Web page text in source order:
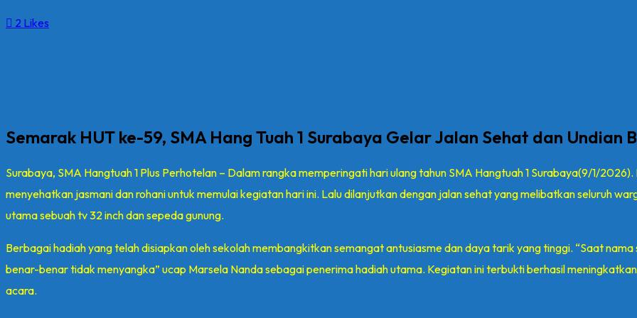
2 Likes
Semarak HUT ke-59, SMA Hang Tuah 1 Surabaya Gelar Jalan Sehat dan Undian
Surabaya, SMA Hangtuah 1 Plus Perhotelan – Dalam rangka memperingati hari ulang tahun SMA Hangtuah 1 Surabaya(9/1/
menyehatkan jasmani dan rohani untuk memulai kegiatan hari ini. Lalu dilanjutkan dengan jalan sehat yang melibatkan seluruh
utama sebuah tv 32 inch dan sepeda gunung.
Berbagai hadiah yang telah disiapkan oleh sekolah membangkitkan semangat antusiasme dan daya tarik yang tinggi. “Saat
benar-benar tidak menyangka” ucap Marsela Nanda sebagai penerima hadiah utama. Kegiatan ini terbukti berhasil
acara.